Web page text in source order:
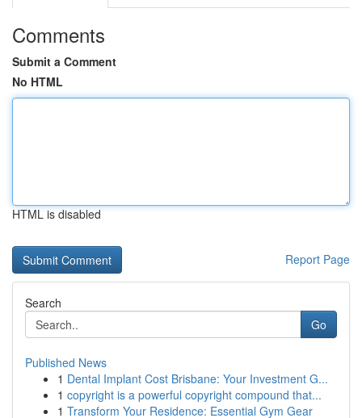
Comments
Submit a Comment
No HTML
HTML is disabled
Report Page
Search
Go
Published News
1 Dental Implant Cost Brisbane: Your Investment G...
1 copyright is a powerful copyright compound that...
1 Transform Your Residence: Essential Gym Gear